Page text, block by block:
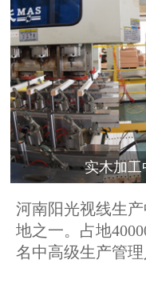
实木加工
河南阳光视线生
地之一。占地
名中高级生产管